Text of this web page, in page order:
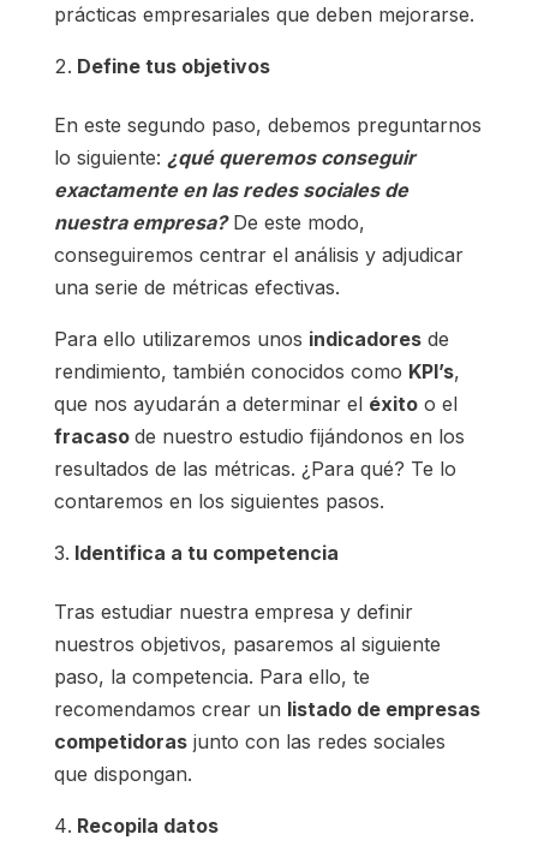
prácticas empresariales que deben mejorarse.
Define tus objetivos
En este segundo paso, debemos preguntarnos
lo siguiente: ¿qué queremos conseguir
exactamente en las redes sociales de
nuestra empresa?De este modo,
conseguiremos centrar el análisis y adjudicar
una serie de métricas efectivas.
Para ello utilizaremos unos indicadoresde
rendimiento, también conocidos como KPI’s,
que nos ayudarán a determinar el éxitoo el
fracaso de nuestro estudio fijándonos en los
resultados de las métricas. ¿Para qué? Te lo
contaremos en los siguientes pasos.
Identifica a tu competencia
Tras estudiar nuestra empresa y definir
nuestros objetivos, pasaremos al siguiente
paso, la competencia. Para ello, te
recomendamos crear un listado de empresas
competidorasjunto con las redes sociales
que dispongan.
Recopila datos